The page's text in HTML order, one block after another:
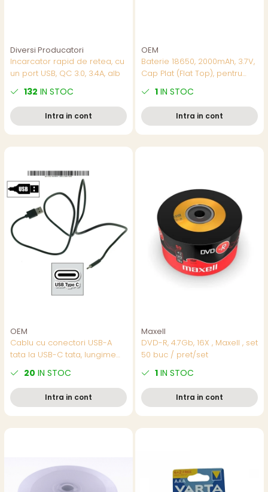
Diversi Producatori
Incarcator rapid de retea, cu
un port USB, QC 3.0, 3.4A, alb
132 IN STOC
Intra in cont
OEM
Baterie 18650, 2000mAh, 3.7V,
Cap Plat (Flat Top), pentru
Echipamente DIY si Aplicatii
cu Curent Mediu
1 IN STOC
Intra in cont
OEM
Cablu cu conectori USB-A
tata la USB-C tata, lungime
transfer date, in blister, negru
20 IN STOC
Intra in cont
Maxell
DVD-R, 4.7Gb, 16X , Maxell , set
50 buc / pret/set
1 IN STOC
Intra in cont